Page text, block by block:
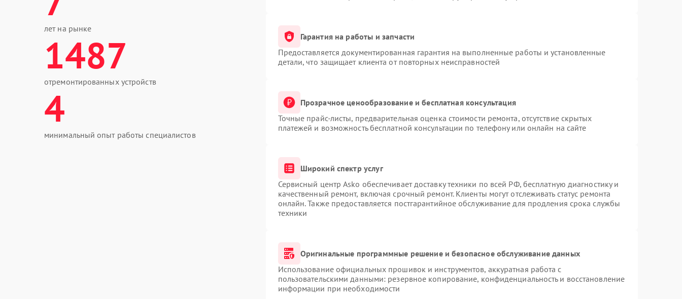
лет на рынке
1487
отремонтированных устройств
4
минимальный опыт работы специалистов
Гарантия на работы и запчасти
Предоставляется документированная гарантия на выполненные работы и установленные
детали, что защищает клиента от повторных неисправностей
Прозрачное ценообразование и бесплатная консультация
Точные прайс-листы, предварительная оценка стоимости ремонта, отсутствие скрытых
платежей и возможность бесплатной консультации по телефону или онлайн на сайте
Широкий спектр услуг
Сервисный центр Asko обеспечивает доставку техники по всей РФ, бесплатную диагностику и
качественный ремонт, включая срочный ремонт. Клиенты могут отслеживать статус ремонта
онлайн. Также предоставляется постгарантийное обслуживание для продления срока службы
техники
Оригинальные программные решение и безопасное обслуживание данных
Использование официальных прошивок и инструментов, аккуратная работа с
пользовательскими данными: резервное копирование, конфиденциальность и восстановление
информации при необходимости